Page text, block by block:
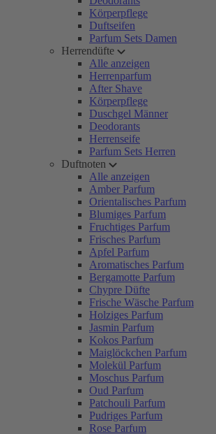
Körperpflege
Duftseifen
Parfum Sets Damen
Herrendüfte
Alle anzeigen
Herrenparfum
After Shave
Körperpflege
Duschgel Männer
Deodorants
Herrenseife
Parfum Sets Herren
Duftnoten
Alle anzeigen
Amber Parfum
Orientalisches Parfum
Blumiges Parfum
Fruchtiges Parfum
Frisches Parfum
Apfel Parfum
Aromatisches Parfum
Bergamotte Parfum
Chypre Düfte
Frische Wäsche Parfum
Holziges Parfum
Jasmin Parfum
Kokos Parfum
Maiglöckchen Parfum
Molekül Parfum
Moschus Parfum
Oud Parfum
Patchouli Parfum
Pudriges Parfum
Rose Parfum